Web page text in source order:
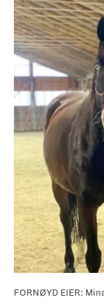
FORNØYD EIER: